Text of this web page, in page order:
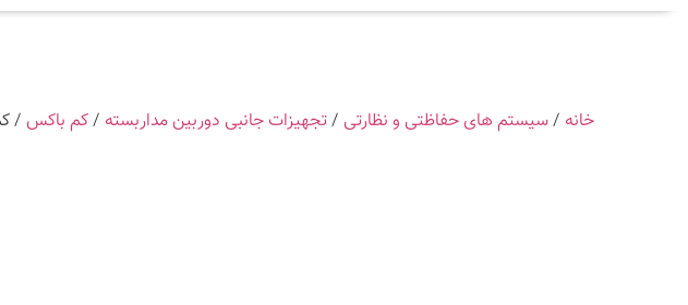
خانه /سیستم های حفاظتی و نظارتی /تجهیزات جانبی دوربین مداربسته /کم باکس / کم